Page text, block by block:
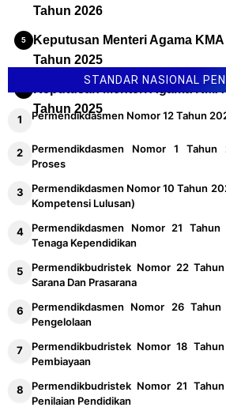
Tahun 2026
Keputusan Menteri Agama
Tahun 2025
Tahun 2025
STANDAR NASIONAL
Permendikdasmen Nomor 12 Tahun
Permendikdasmen Nomor 1
Proses
Permendikdasmen Nomor 10 Tahun
Kompetensi Lulusan)
Permendikdasmen Nomor 21
Tenaga Kependidikan
Permendikbudristek Nomor 22
Sarana Dan Prasarana
Permendikdasmen Nomor 26
Pengelolaan
Permendikbudristek Nomor 18
Pembiayaan
Permendikbudristek Nomor 21
Penilaian Pendidikan